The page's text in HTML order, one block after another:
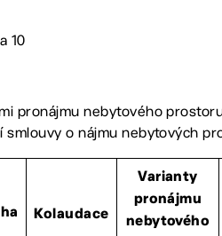
10
pronájmu nebytového
smlouvy o nájmu nebytových
Kolaudace
Varianty
pronájmu
nebytového